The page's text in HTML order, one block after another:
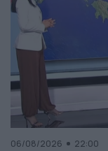
06/08/2026 22:00